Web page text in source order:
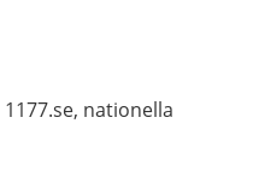
1177.se, nationella